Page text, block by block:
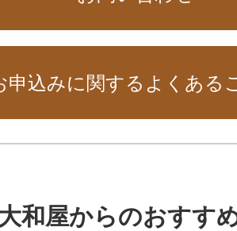
申込みに関するよくある
和屋からのおすす